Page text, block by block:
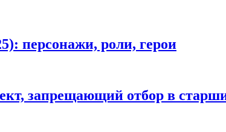
персонажи, роли, герои
запрещающий отбор в